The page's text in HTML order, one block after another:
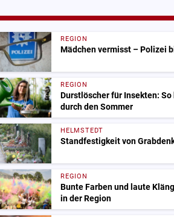
REGION
Mädchen vermisst – Polizei
REGION
Durstlöscher für Insekten: So
durch den Sommer
HELMSTEDT
Standfestigkeit von
REGION
Bunte Farben und laute
in der Region